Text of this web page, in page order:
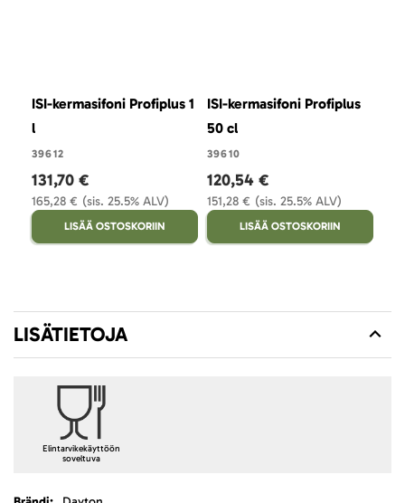
ISI-kermasifoni Profiplus 1
l
39612
(sis. 25.5% ALV)
165,28 €
131,70 €
LISÄÄ OSTOSKORIIN
ISI-kermasifoni Profiplus
50 cl
39610
(sis. 25.5% ALV)
151,28 €
120,54 €
LISÄÄ OSTOSKORIIN
LISÄTIETOJA
Elintarvikekäyttöön
soveltuva